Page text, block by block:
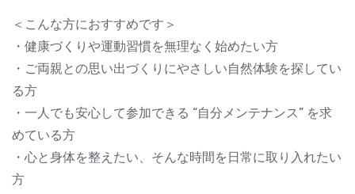
＜こんな方におすすめです＞
・健康づくりや運動習慣を無理なく始めたい方
・ご両親との思い出づくりにやさしい自然体験を探してい
る方
・一人でも安心して参加できる “自分メンテナンス” を求
めている方
・心と身体を整えたい、そんな時間を日常に取り入れたい
方